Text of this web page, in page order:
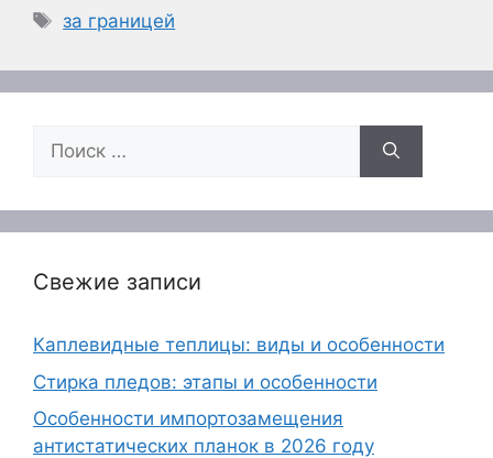
Метки
за границей
Поиск:
Свежие записи
Каплевидные теплицы: виды и особенности
Стирка пледов: этапы и особенности
Особенности импортозамещения
антистатических планок в 2026 году